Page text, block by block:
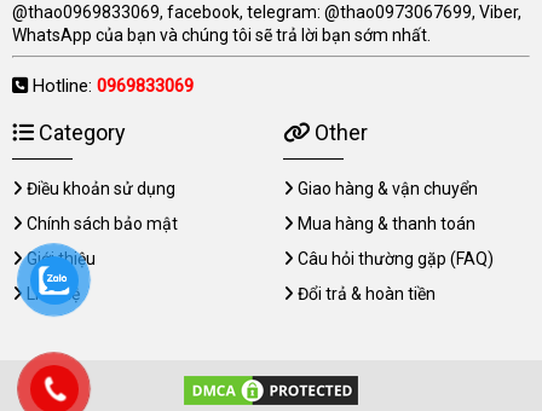
@thao0969833069, facebook, telegram: @thao0973067699, Viber,
WhatsApp của bạn và chúng tôi sẽ trả lời bạn sớm nhất.
Hotline: 0969833069
Category
Điều khoản sử dụng
Chính sách bảo mật
Giới thiệu
Liên hệ
Other
Giao hàng & vận chuyển
Mua hàng & thanh toán
Câu hỏi thường gặp (FAQ)
Đổi trả & hoàn tiền